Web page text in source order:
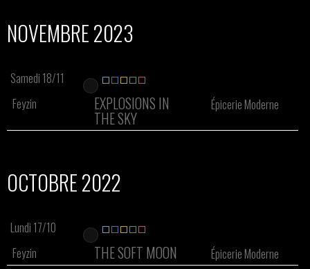
NOVEMBRE 2023
Samedi 18/11
Feyzin
EXPLOSIONS IN
THE SKY
Épicerie Moderne
OCTOBRE 2022
Lundi 17/10
Feyzin
THE SOFT MOON
Épicerie Moderne